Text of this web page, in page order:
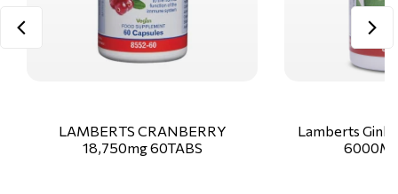
LAMBERTS CRANBERRY
18,750mg 60TABS
Lamberts